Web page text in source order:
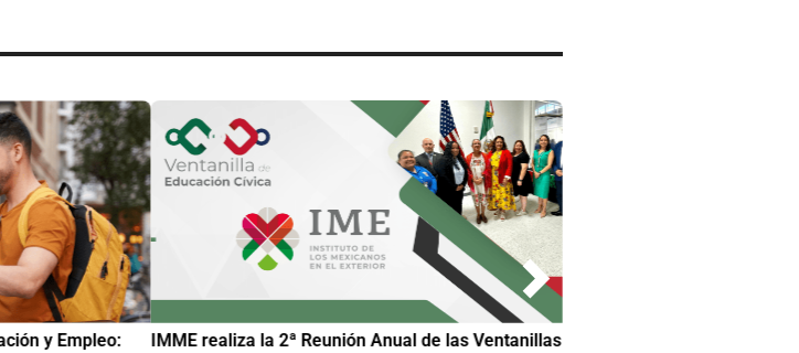
y Empleo:
IMME realiza la 2ª Reunión Anual de las Ventanillas